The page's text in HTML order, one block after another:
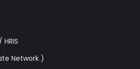
Network )